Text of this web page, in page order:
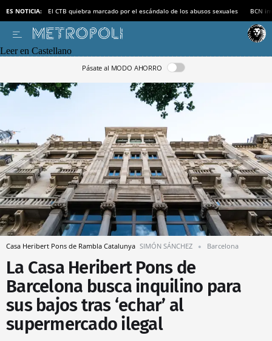
ES NOTICIA: El CTB quiebra marcado por el escándalo de los abusos sexuales BCN
Leer en Castellano
Pásate al MODO AHORRO
Casa Heribert Pons de Rambla Catalunya SIMÓN SÁNCHEZ Barcelona
La Casa Heribert Pons de
Barcelona busca inquilino para
sus bajos tras ‘echar’ al
supermercado ilegal